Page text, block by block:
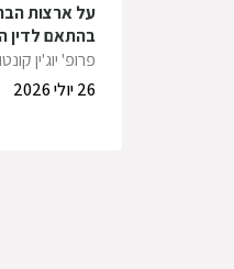
על ארצות
בהתאם לדין
פרופ' יוג'ין
26 יולי 2026